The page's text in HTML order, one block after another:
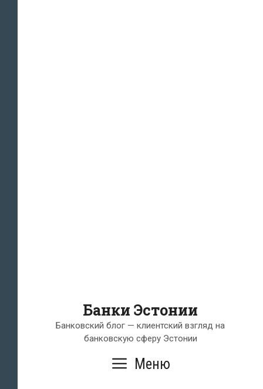
Банки Эстонии
Банковский блог — клиентский взгляд на
банковскую сферу Эстонии
Меню